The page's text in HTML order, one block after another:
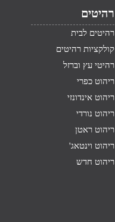
רהיטים
רהיטים לבית
קולקציות רהיטים
רהיטי עץ וברזל
ריהוט כפרי
ריהוט אינדונזי
ריהוט נורדי
ריהוט ראטן
ריהוט וינטאג'
ריהוט חדש